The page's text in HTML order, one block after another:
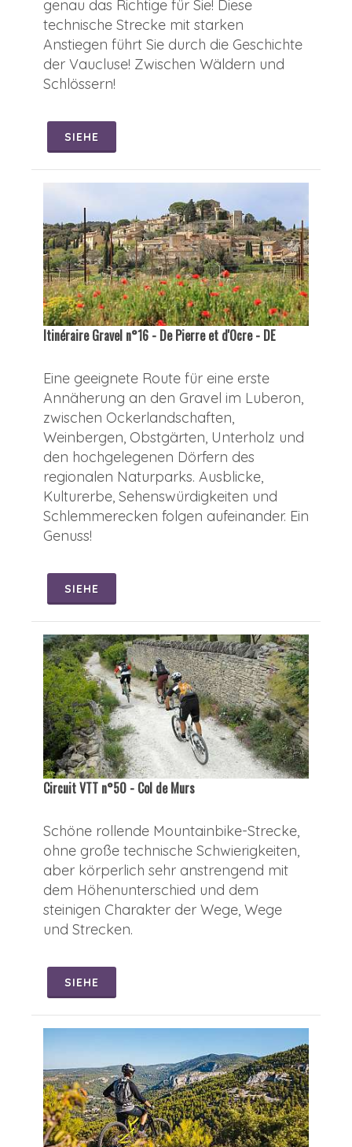
genau das Richtige für Sie! Diese
technische Strecke mit starken
Anstiegen führt Sie durch die Geschichte
der Vaucluse! Zwischen Wäldern und
Schlössern!
SIEHE
Itinéraire Gravel n°16 - De Pierre et d'Ocre - DE
Eine geeignete Route für eine erste
Annäherung an den Gravel im Luberon,
zwischen Ockerlandschaften,
Weinbergen, Obstgärten, Unterholz und
den hochgelegenen Dörfern des
regionalen Naturparks. Ausblicke,
Kulturerbe, Sehenswürdigkeiten und
Schlemmerecken folgen aufeinander. Ein
Genuss!
SIEHE
Circuit VTT n°50 - Col de Murs
Schöne rollende Mountainbike-Strecke,
ohne große technische Schwierigkeiten,
aber körperlich sehr anstrengend mit
dem Höhenunterschied und dem
steinigen Charakter der Wege, Wege
und Strecken.
SIEHE